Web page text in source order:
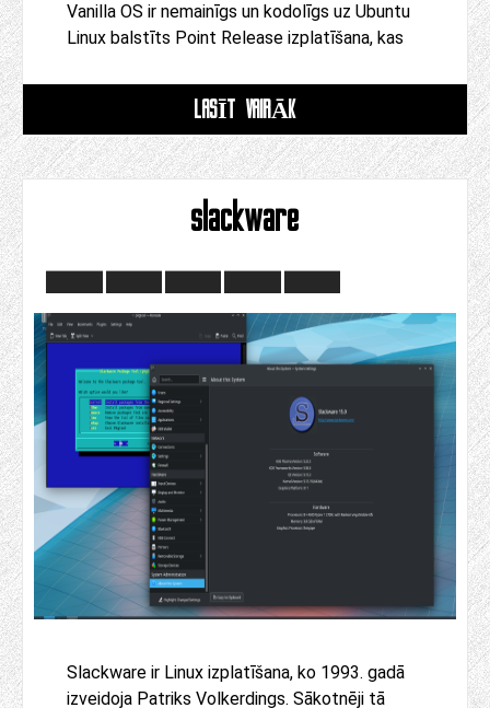
Vanilla OS ir nemainīgs un kodolīgs uz Ubuntu
Linux balstīts Point Release izplatīšana, kas
LASĪT VAIRĀK
slackware
Slackware ir Linux izplatīšana, ko 1993. gadā
izveidoja Patriks Volkerdings. Sākotnēji tā